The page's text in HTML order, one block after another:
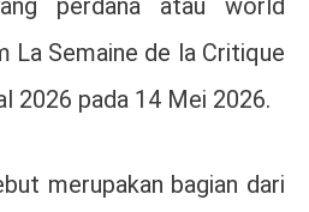
perdana atau world
La Semaine de la Critique
2026 pada 14 Mei 2026.
merupakan bagian dari